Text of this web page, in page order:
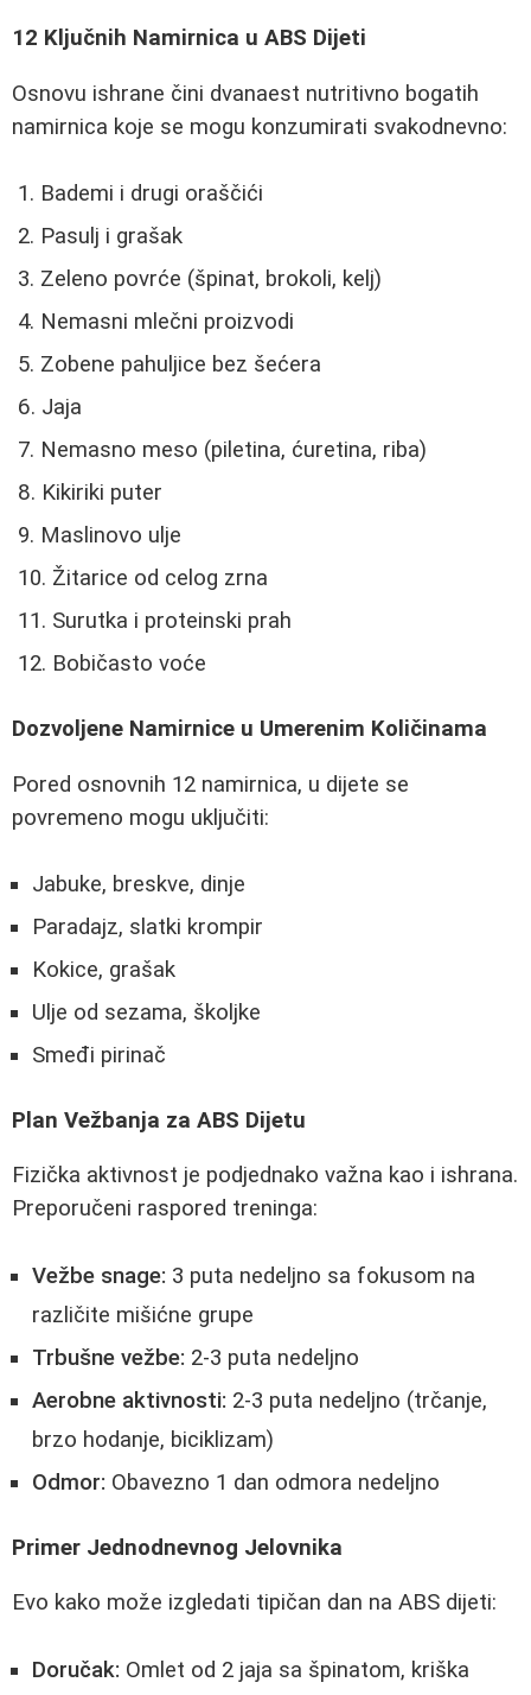
12 Ključnih Namirnica u ABS Dijeti
Osnovu ishrane čini dvanaest nutritivno bogatih
namirnica koje se mogu konzumirati svakodnevno:
Bademi i drugi oraščići
Pasulj i grašak
Zeleno povrće (špinat, brokoli, kelj)
Nemasni mlečni proizvodi
Zobene pahuljice bez šećera
Jaja
Nemasno meso (piletina, ćuretina, riba)
Kikiriki puter
Maslinovo ulje
Žitarice od celog zrna
Surutka i proteinski prah
Bobičasto voće
Dozvoljene Namirnice u Umerenim Količinama
Pored osnovnih 12 namirnica, u dijete se
povremeno mogu uključiti:
Jabuke, breskve, dinje
Paradajz, slatki krompir
Kokice, grašak
Ulje od sezama, školjke
Smeđi pirinač
Plan Vežbanja za ABS Dijetu
Fizička aktivnost je podjednako važna kao i ishrana.
Preporučeni raspored treninga:
Vežbe snage: 3 puta nedeljno sa fokusom na
različite mišićne grupe
Trbušne vežbe: 2-3 puta nedeljno
Aerobne aktivnosti: 2-3 puta nedeljno (trčanje,
brzo hodanje, biciklizam)
Odmor: Obavezno 1 dan odmora nedeljno
Primer Jednodnevnog Jelovnika
Evo kako može izgledati tipičan dan na ABS dijeti:
Doručak: Omlet od 2 jaja sa špinatom, kriška